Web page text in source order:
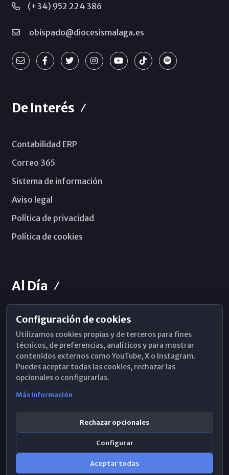
(+34) 952 224 386
obispado@diocesismalaga.es
De Interés
Contabilidad ERP
Correo 365
Sistema de información
Aviso legal
Política de privacidad
Política de cookies
Al Día
Horarios de Misa
Hemeroteca
WhatsApp
Configuración de cookies
Utilizamos cookies propias y de terceros para fines
técnicos, de preferencias, analíticos y para mostrar
contenidos externos como YouTube, X o Instagram.
Puedes aceptar todas las cookies, rechazar las
opcionales o configurarlas.
Más información
Rechazar opcionales
Configurar
Aceptar todas